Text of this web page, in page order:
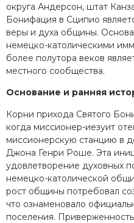
округа Андерсон, штат
Бонифация в Сципио
веры и духа общины.
немецко-католическими
более полутора веков
местного сообщества.
Основание и ранняя
Корни прихода Святого
когда миссионер-иезуит
миссионерскую станцию в
Джона Генри Роше. Эта
удовлетворение духовных
немецко-католической
рост общины потребовал
что ознаменовало
поселения.